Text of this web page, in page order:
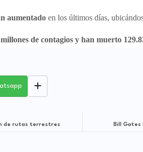
aumentado en los últimos días,
de contagios y han muerto
Bill Gates
de rutas terrestres